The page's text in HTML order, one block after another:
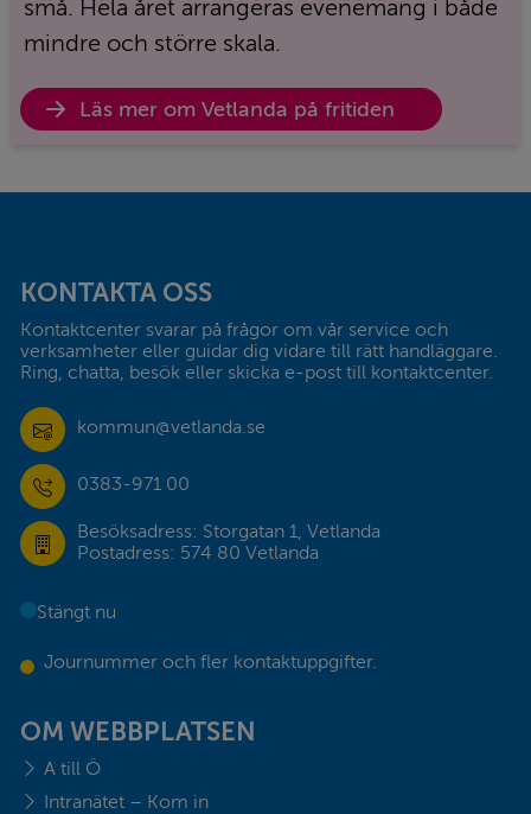
små. Hela året arrangeras evenemang i både
mindre och större skala.
Öppna
länk
Läs mer om Vetlanda på fritiden
KONTAKTA OSS
Kontaktcenter svarar på frågor om vår service och
verksamheter eller guidar dig vidare till rätt handläggare.
Ring, chatta, besök eller skicka e-post till kontaktcenter.
kommun@vetlanda.se
0383-971 00
Besöksadress: Storgatan 1, Vetlanda
Postadress: 574 80 Vetlanda
Stängt nu
Journummer och fler kontaktuppgifter.
OM WEBBPLATSEN
A till Ö
Intranätet – Kom in